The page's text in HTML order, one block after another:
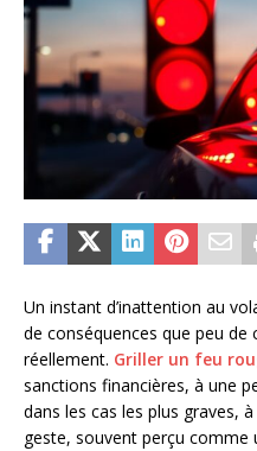
Un instant d’inattention au
de conséquences que peu
réellement. Griller un feu
sanctions financières, à une
dans les cas les plus graves,
geste, souvent perçu comme